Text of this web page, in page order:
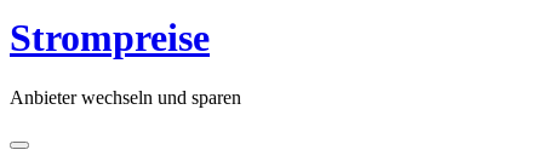
content
Strompreise
Anbieter wechseln und sparen